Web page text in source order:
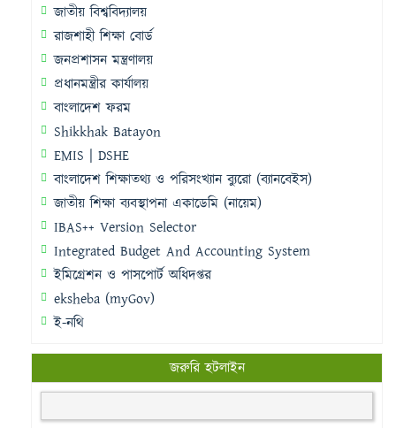
জাতীয় বিশ্ববিদ্যালয়
রাজশাহী শিক্ষা বোর্ড
জনপ্রশাসন মন্ত্রণালয়
প্রধানমন্ত্রীর কার্যালয়
বাংলাদেশ ফরম
Shikkhak Batayon
EMIS | DSHE
বাংলাদেশ শিক্ষাতথ্য ও পরিসংখ্যান ব্যুরো (ব্যানবেইস)
জাতীয় শিক্ষা ব্যবস্থাপনা একাডেমি (নায়েম)
IBAS++ Version Selector
Integrated Budget And Accounting System
ইমিগ্রেশন ও পাসপোর্ট অধিদপ্তর
eksheba (myGov)
ই-নথি
জরুরি হটলাইন